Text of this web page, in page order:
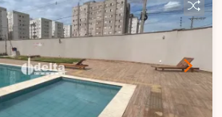
quem busca valorização e
adquirir um terreno bem
Jardim Brasília. Agende uma
todos os detalhes deste